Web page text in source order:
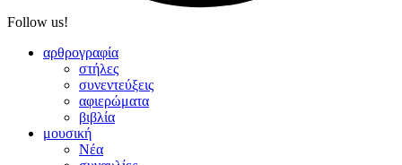
Follow us!
αρθρογραφία
στήλες
συνεντεύξεις
αφιερώματα
βιβλία
μουσική
Νέα